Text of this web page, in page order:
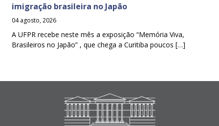
imigração brasileira no Japão
04 agosto, 2026
A UFPR recebe neste mês a exposição “Memória Viva,
Brasileiros no Japão” , que chega a Curitiba poucos […]